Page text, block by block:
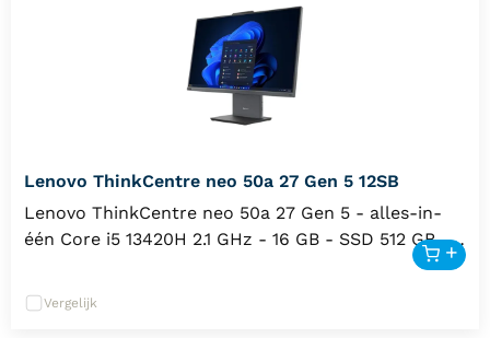
Lenovo ThinkCentre neo 50a 27 Gen 5 12SB
Lenovo ThinkCentre neo 50a 27 Gen 5 - alles-in-
één Core i5 13420H 2.1 GHz - 16 GB - SSD 512 GB -
Vergelijk